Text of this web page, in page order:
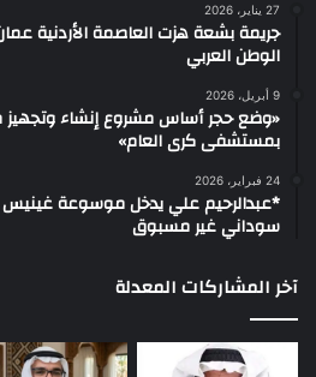
27 يناير، 2026
جريمة بشعة هزت العاصمة الأردنية
الوطن العربي
9 أبريل، 2026
«وضع حجر أساس مشروع إنشاء وتجهيز
بمستشفى كرى العام»
24 فبراير، 2026
*عبدالرحيم علي يدخل موسوعة غينيس
سوداني غير مسبوق
آخر المشاركات المعدلة